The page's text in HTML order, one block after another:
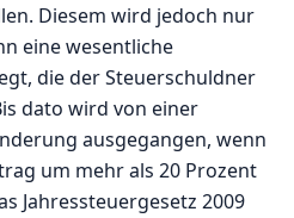
Diesem wird jedoch nur
eine wesentliche
die der Steuerschuldner
dato wird von einer
ausgegangen, wenn
um mehr als 20 Prozent
Jahressteuergesetz 2009